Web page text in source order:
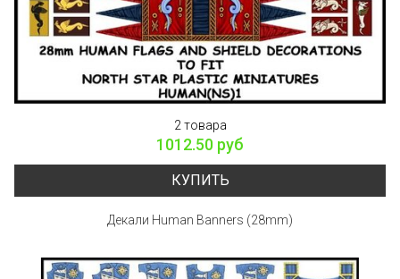
2 товара
1012.50 руб
КУПИТЬ
Декали Human Banners (28mm)